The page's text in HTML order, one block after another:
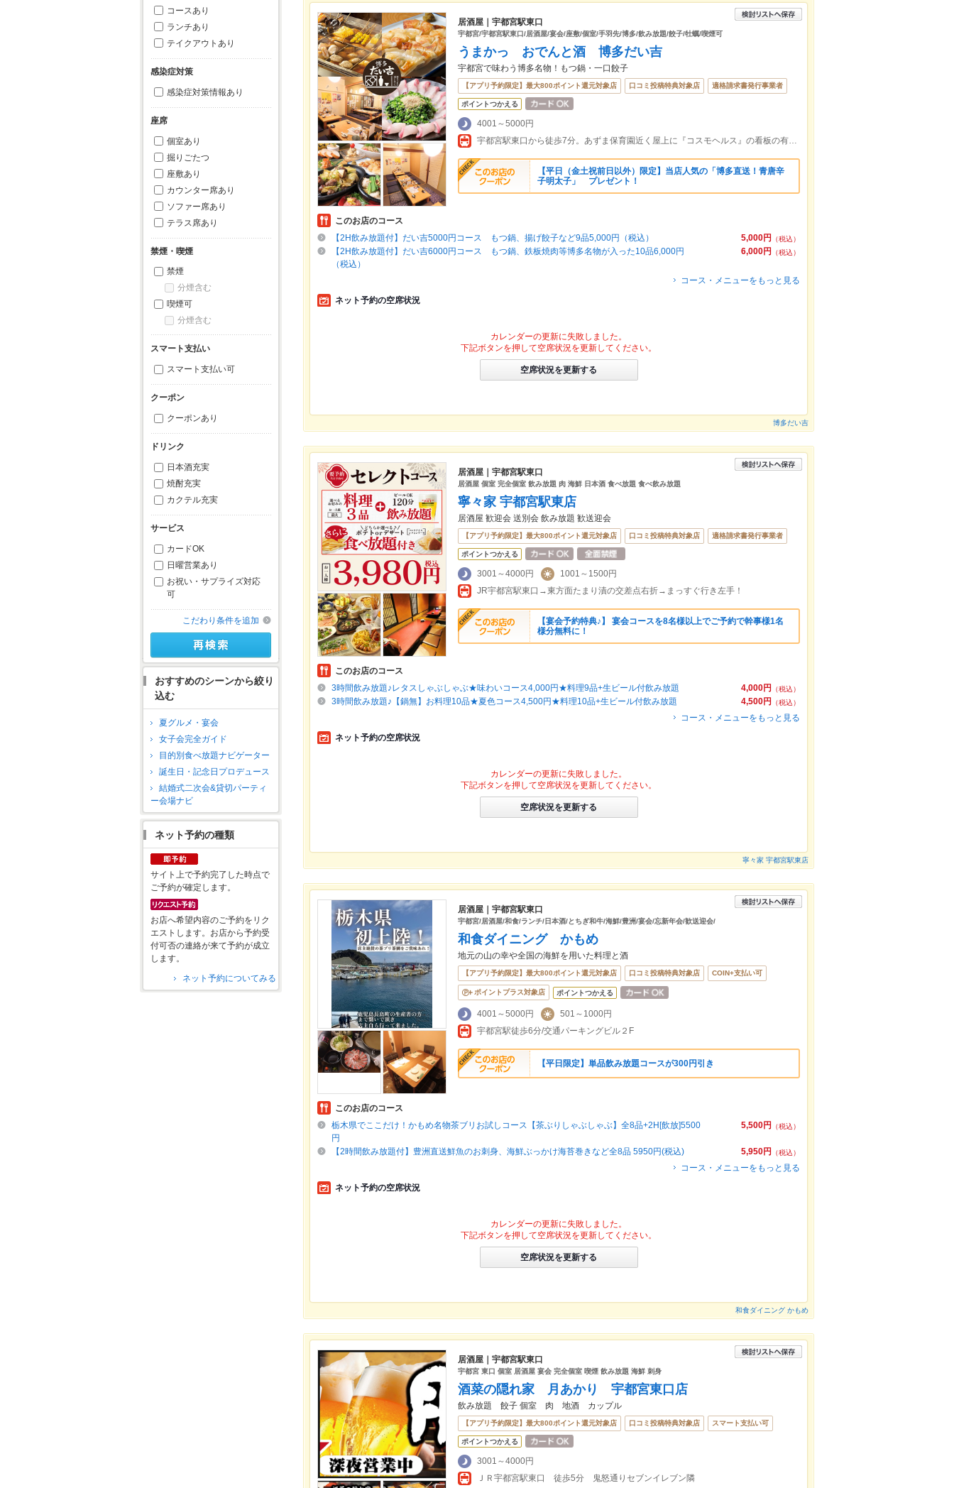
コースあり
ランチあり
テイクアウトあり
感染症対策
感染症対策情報あり
座席
個室あり
掘りごたつ
座敷あり
カウンター席あり
ソファー席あり
テラス席あり
禁煙・喫煙
禁煙
分煙含む
喫煙可
分煙含む
スマート支払い
スマート支払い可
クーポン
クーポンあり
ドリンク
日本酒充実
焼酎充実
カクテル充実
サービス
カードOK
日曜営業あり
お祝い・サプライズ対応
可
こだわり条件を追加
おすすめのシーンから絞り
込む
夏グルメ・宴会
女子会完全ガイド
目的別食べ放題ナビゲーター
誕生日・記念日プロデュース
結婚式二次会&貸切パーティ
ー会場ナビ
ネット予約の種類
サイト上で予約完了した時点で
ご予約が確定します。
お店へ希望内容のご予約をリク
エストします。お店から予約受
付可否の連絡が来て予約が成立
します。
ネット予約についてみる
居酒屋｜宇都宮駅東口
宇都宮/宇都宮駅東口/居酒屋/宴会/座敷/個室/手羽先/博多/飲み放題/餃子/牡蠣/喫煙可
うまかっ おでんと酒 博多だい吉
宇都宮で味わう博多名物！もつ鍋・一口餃子
【アプリ予約限定】最大800ポイント還元対象店 口コミ投稿特典対象店 適格請求書発行事業者
ポイントつかえる
4001～5000円
宇都宮駅東口から徒歩7分。あずま保育園近く屋上に『コスモヘルス』の看板の有るビル1Fです。
【平日（金土祝前日以外）限定】当店人気の「博多直送！青唐辛
子明太子」 プレゼント！
このお店のコース
5,000円
（税込）
【2H飲み放題付】だい吉5000円コース もつ鍋、揚げ餃子など9品5,000円（税込）
6,000円
（税込）
【2H飲み放題付】だい吉6000円コース もつ鍋、鉄板焼肉等博多名物が入った10品6,000円
（税込）
コース・メニューをもっと見る
ネット予約の空席状況
カレンダーの更新に失敗しました。
下記ボタンを押して空席状況を更新してください。
空席状況を更新する
博多だい吉
居酒屋｜宇都宮駅東口
居酒屋 個室 完全個室 飲み放題 肉 海鮮 日本酒 食べ放題 食べ飲み放題
寧々家 宇都宮駅東店
居酒屋 歓迎会 送別会 飲み放題 歓送迎会
【アプリ予約限定】最大800ポイント還元対象店 口コミ投稿特典対象店 適格請求書発行事業者
ポイントつかえる
3001～4000円
1001～1500円
JR宇都宮駅東口→東方面たまり漬の交差点右折→まっすぐ行き左手！
【宴会予約特典♪】 宴会コースを8名様以上でご予約で幹事様1名
様分無料に！
このお店のコース
4,000円
（税込）
3時間飲み放題♪レタスしゃぶしゃぶ★味わいコース4,000円★料理9品+生ビール付飲み放題
4,500円
（税込）
3時間飲み放題♪【鍋無】お料理10品★夏色コース4,500円★料理10品+生ビール付飲み放題
コース・メニューをもっと見る
ネット予約の空席状況
カレンダーの更新に失敗しました。
下記ボタンを押して空席状況を更新してください。
空席状況を更新する
寧々家 宇都宮駅東店
居酒屋｜宇都宮駅東口
宇都宮/居酒屋/和食/ランチ/日本酒/とちぎ和牛/海鮮/豊洲/宴会/忘新年会/歓送迎会/
和食ダイニング かもめ
地元の山の幸や全国の海鮮を用いた料理と酒
【アプリ予約限定】最大800ポイント還元対象店 口コミ投稿特典対象店 COIN+支払い可
ポイントプラス対象店 ポイントつかえる
4001～5000円
501～1000円
宇都宮駅徒歩6分/交通パーキングビル２F
【平日限定】単品飲み放題コースが300円引き
このお店のコース
5,500円
（税込）
栃木県でここだけ！かもめ名物茶ブリお試しコース【茶ぶりしゃぶしゃぶ】全8品+2H[飲放]5500
円
5,950円
（税込）
【2時間飲み放題付】豊洲直送鮮魚のお刺身、海鮮ぶっかけ海苔巻きなど全8品 5950円(税込)
コース・メニューをもっと見る
ネット予約の空席状況
カレンダーの更新に失敗しました。
下記ボタンを押して空席状況を更新してください。
空席状況を更新する
和食ダイニング かもめ
居酒屋｜宇都宮駅東口
宇都宮 東口 個室 居酒屋 宴会 完全個室 喫煙 飲み放題 海鮮 刺身
酒菜の隠れ家 月あかり 宇都宮東口店
飲み放題 餃子 個室 肉 地酒 カップル
【アプリ予約限定】最大800ポイント還元対象店 口コミ投稿特典対象店 スマート支払い可
ポイントつかえる
3001～4000円
ＪＲ宇都宮駅東口 徒歩5分 鬼怒通りセブンイレブン隣